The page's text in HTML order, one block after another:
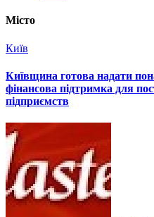
Місто
Київ
Київщина готова надати
фінансова підтримка для
підприємств